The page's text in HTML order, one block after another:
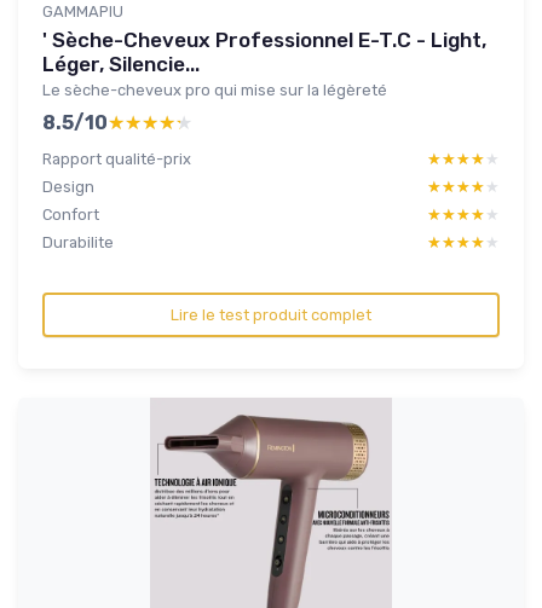
GAMMAPIU
' Sèche-Cheveux Professionnel E-T.C - Light,
Léger, Silencie...
Le sèche-cheveux pro qui mise sur la légèreté
8.5/10★★★★★
★★★★★
Rapport qualité-prix ★★★★★
★★★★★
Design
★★★★★
★★★★★
Confort
★★★★★
★★★★★
Durabilite
★★★★★
★★★★★
Lire le test produit complet